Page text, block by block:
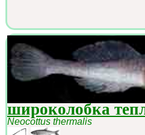
широколобка
Neocottus thermalis